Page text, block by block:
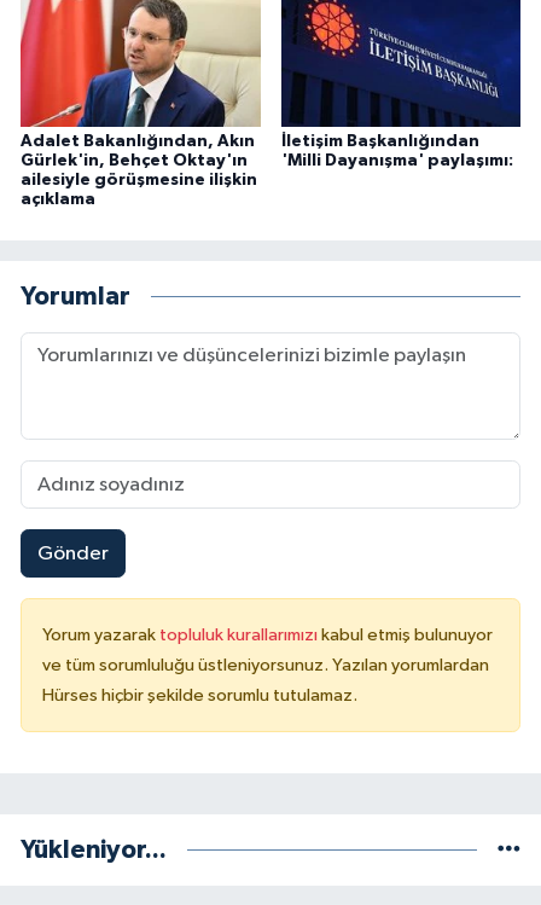
Adalet Bakanlığından, Akın
Gürlek'in, Behçet Oktay'ın
ailesiyle görüşmesine ilişkin
açıklama
İletişim Başkanlığından
'Milli Dayanışma' paylaşımı:
Yorumlar
Gönder
Yorum yazarak topluluk kurallarımızı kabul etmiş bulunuyor
ve tüm sorumluluğu üstleniyorsunuz. Yazılan yorumlardan
Hürses hiçbir şekilde sorumlu tutulamaz.
Yükleniyor...